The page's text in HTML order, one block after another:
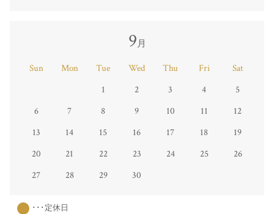
9月
Sun Mon Tue Wed Thu Fri
Sat
1
2 3 4
5
6
7 8 9 10 11
12
13
14 15 16 17 18
19
20
21 22 23 24 25
26
27
28 29 30
･･･定休日